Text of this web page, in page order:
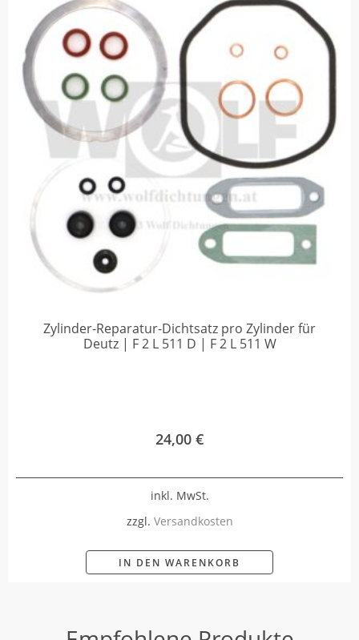
Zylinder-Reparatur-Dichtsatz pro Zylinder für
Deutz | F 2 L 511 D | F 2 L 511 W
24,00 €
inkl. MwSt.
zzgl. Versandkosten
IN DEN WARENKORB